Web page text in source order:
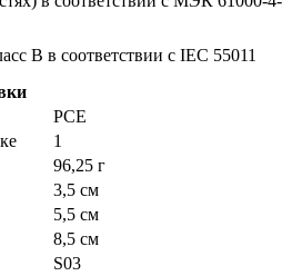
B в соответствии с IEC 55011
PCE
1
96,25 г
3,5 см
5,5 см
8,5 см
S03